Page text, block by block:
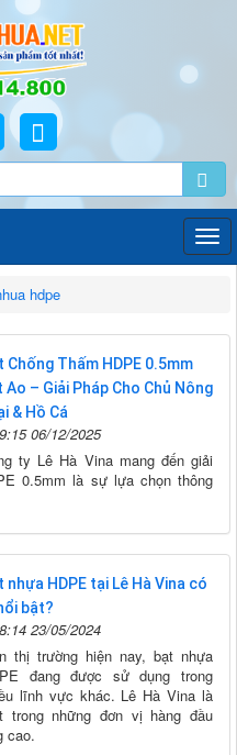
hdpe
Chống Thấm HDPE 0.5mm
Ao – Giải Pháp Cho Chủ Nông
& Hồ Cá
06/12/2025
ty Lê Hà Vina mang đến giải
0.5mm là sự lựa chọn thông
nhựa HDPE tại Lê Hà Vina có
bật?
23/05/2024
thị trường hiện nay, bạt nhựa
đang được sử dụng trong
lĩnh vực khác. Lê Hà Vina là
trong những đơn vị hàng đầu
cao.